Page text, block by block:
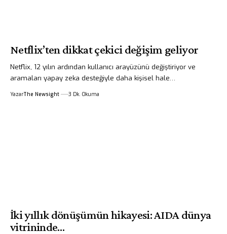
Netflix’ten dikkat çekici değişim geliyor
Netflix, 12 yılın ardından kullanıcı arayüzünü değiştiriyor ve
aramaları yapay zeka desteğiyle daha kişisel hale…
YazarThe Newsight 3 Dk. Okuma
İki yıllık dönüşümün hikayesi: AIDA dünya
vitrininde…